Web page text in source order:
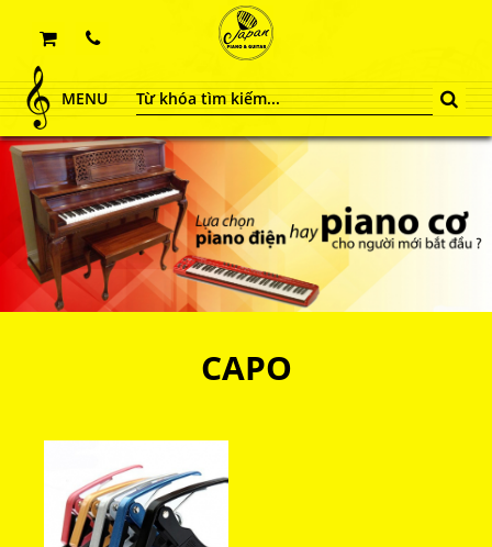
MENU
CAPO